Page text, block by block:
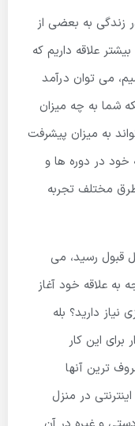
زندگی به بعضی از
علاقه داریم که
می توان درآمد
شما به چه میزان
به میزان پیشرفت
در دوره ها و
مختلف تجربه
قبول رسید، می
به علاقه خود آغاز
دارید؟ بله
این کار
ترین آنها
در منزل